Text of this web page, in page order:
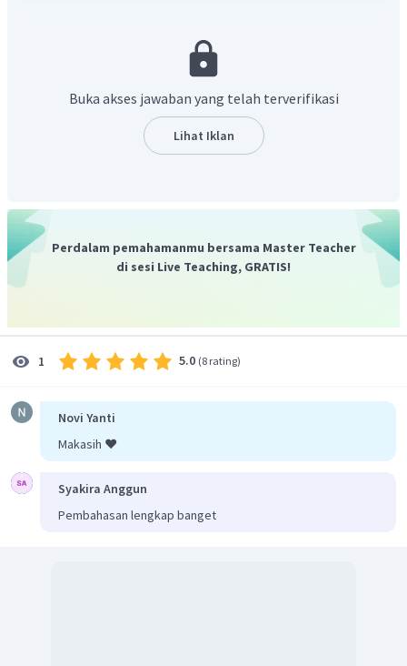
Jadi, jawaban yang benar adalah C.
Buka akses jawaban yang telah terverifikasi
Lihat Iklan
Perdalam pemahamanmu bersama Master Teacher
di sesi Live Teaching, GRATIS!
1 5.0 (8 rating)
Novi Yanti
Makasih ❤️
Syakira Anggun
Pembahasan lengkap banget